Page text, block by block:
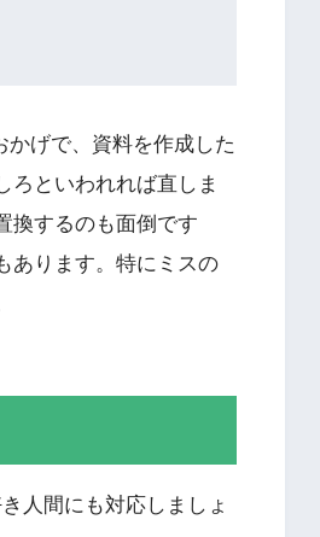
げで、資料を作成した
ろといわれれば直しま
換するのも面倒です
あります。特にミスの
人間にも対応しましょ